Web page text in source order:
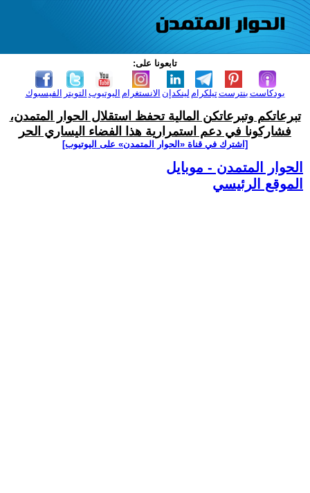
تابعونا على:
الفيسبوك التويتر اليوتيوب الانستغرام لينكدإن تيلكرامبنترست بودكاست
تبرعاتكم وتبرعاتكن المالية تحفظ استقلال الحوار المتمدن،
فشاركونا في دعم استمرارية هذا الفضاء اليساري الحر
[اشترك في قناة ‫«الحوار المتمدن» على اليوتيوب]
الحوار المتمدن - موبايل
الموقع الرئيسي